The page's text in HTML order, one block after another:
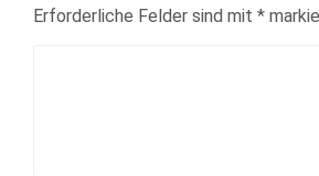
Erforderliche Felder sind mit *